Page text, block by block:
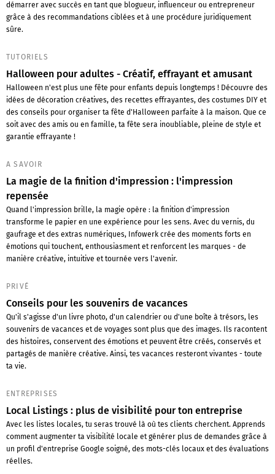
démarrer avec succès en tant que blogueur, influenceur ou entrepreneur
grâce à des recommandations ciblées et à une procédure juridiquement
sûre.
TUTORIELS
Halloween pour adultes - Créatif, effrayant et amusant
Halloween n'est plus une fête pour enfants depuis longtemps ! Découvre des
idées de décoration créatives, des recettes effrayantes, des costumes DIY et
des conseils pour organiser ta fête d'Halloween parfaite à la maison. Que ce
soit avec des amis ou en famille, ta fête sera inoubliable, pleine de style et
garantie effrayante !
A SAVOIR
La magie de la finition d'impression : l'impression
repensée
Quand l'impression brille, la magie opère : la finition d'impression
transforme le papier en une expérience pour les sens. Avec du vernis, du
gaufrage et des extras numériques, Infowerk crée des moments forts en
émotions qui touchent, enthousiasment et renforcent les marques - de
manière créative, intuitive et tournée vers l'avenir.
PRIVÉ
Conseils pour les souvenirs de vacances
Qu'il s'agisse d'un livre photo, d'un calendrier ou d'une boîte à trésors, les
souvenirs de vacances et de voyages sont plus que des images. Ils racontent
des histoires, conservent des émotions et peuvent être créés, conservés et
partagés de manière créative. Ainsi, tes vacances resteront vivantes - toute
ta vie.
ENTREPRISES
Local Listings : plus de visibilité pour ton entreprise
Avec les listes locales, tu seras trouvé là où tes clients cherchent. Apprends
comment augmenter ta visibilité locale et générer plus de demandes grâce à
un profil d'entreprise Google soigné, des mots-clés locaux et des évaluations
réelles.